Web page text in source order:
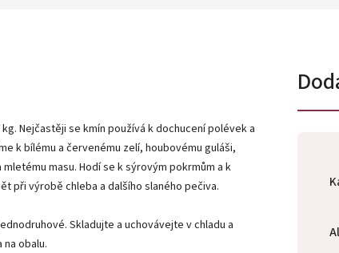
Nejčastěji se kmín používá k dochucení polévek a
k bílému a červenému zelí, houbovému guláši,
masu. Hodí se k sýrovým pokrmům a k
při výrobě chleba a dalšího slaného pečiva.
Skladujte a uchovávejte v chladu a
obalu.